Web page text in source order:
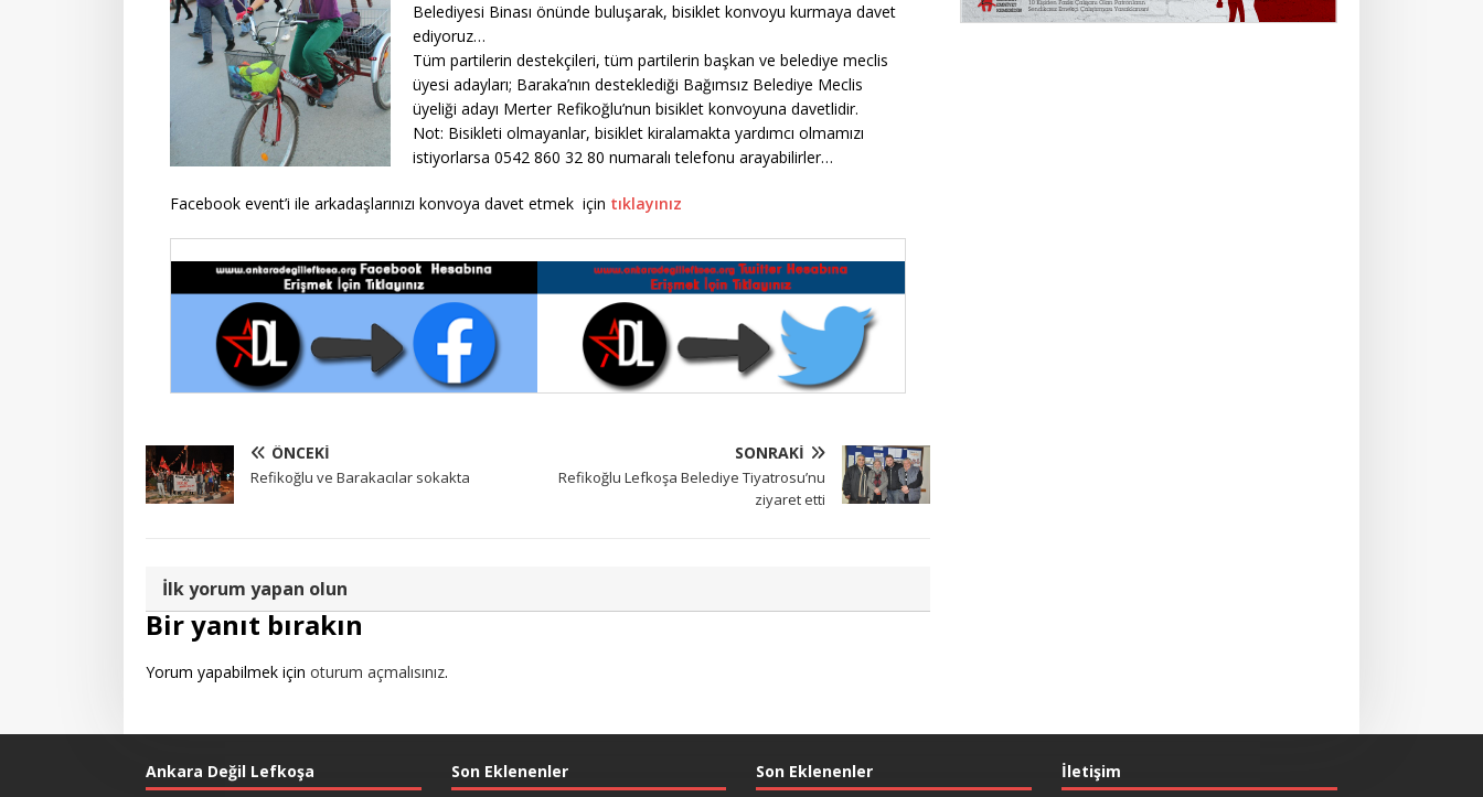
Belediyesi Binası önünde buluşarak, bisiklet konvoyu kurmaya davet
ediyoruz…
Tüm partilerin destekçileri, tüm partilerin başkan ve belediye meclis
üyesi adayları; Baraka’nın desteklediği Bağımsız Belediye Meclis
üyeliği adayı Merter Refikoğlu’nun bisiklet konvoyuna davetlidir.
Not: Bisikleti olmayanlar, bisiklet kiralamakta yardımcı olmamızı
istiyorlarsa 0542 860 32 80 numaralı telefonu arayabilirler…
Facebook event’i ile arkadaşlarınızı konvoya davet etmek için tıklayınız
ÖNCEKI
Refikoğlu ve Barakacılar sokakta
SONRAKI
Refikoğlu Lefkoşa Belediye Tiyatrosu’nu
ziyaret etti
İlk yorum yapan olun
Bir yanıt bırakın
Yorum yapabilmek için oturum açmalısınız.
Ankara Değil Lefkoşa Son Eklenenler Son Eklenenler İletişim